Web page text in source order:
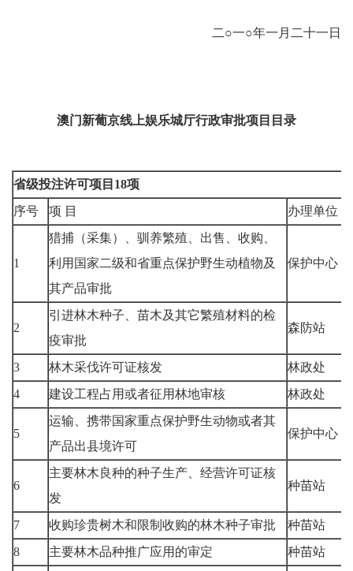
二○一○年一月二十一日
澳门新葡京线上娱乐城厅行政审批项目目录
省级投注许可项目18项
序号
项 目 办理单位
1
猎捕（采集）、驯养繁殖、出售、收购、
利用国家二级和省重点保护野生动植物及
其产品审批
保护中心
2
引进林木种子、苗木及其它繁殖材料的检
疫审批
森防站
3 林木采伐许可证核发
林政处
4
建设工程占用或者征用林地审核 林政处
5
运输、携带国家重点保护野生动物或者其
产品出县境许可
保护中心
6
主要林木良种的种子生产、经营许可证核
发
种苗站
7 收购珍贵树木和限制收购的林木种子审批
种苗站
8
主要林木品种推广应用的审定
种苗站